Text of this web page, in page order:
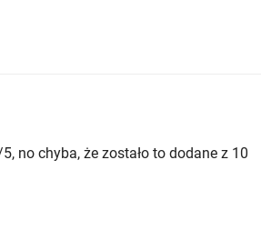
no chyba, że zostało to dodane z 10